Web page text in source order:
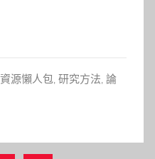
法也彼此不同。 隨著
源懶人包, 研究方法, 論